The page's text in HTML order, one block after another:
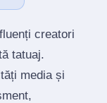
creatori
tatuaj.
media și